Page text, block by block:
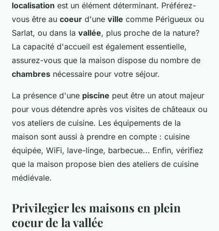
localisation est un élément déterminant. Préférez-
vous être au coeur d'une ville comme Périgueux ou
Sarlat, ou dans la vallée, plus proche de la nature?
La capacité d'accueil est également essentielle,
assurez-vous que la maison dispose du nombre de
chambres nécessaire pour votre séjour.
La présence d'une piscine peut être un atout majeur
pour vous détendre après vos visites de châteaux ou
vos ateliers de cuisine. Les équipements de la
maison sont aussi à prendre en compte : cuisine
équipée, WiFi, lave-linge, barbecue... Enfin, vérifiez
que la maison propose bien des ateliers de cuisine
médiévale.
Privilegier les maisons en plein
coeur de la vallée